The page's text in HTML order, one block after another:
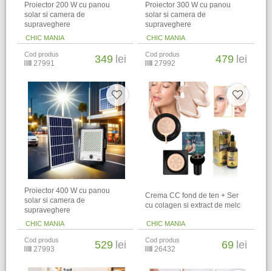
Proiector 200 W cu panou
solar si camera de
supraveghere
CHIC MANIA
Cod produs
27991 349 lei
Proiector 300 W cu panou
solar si camera de
supraveghere
CHIC MANIA
Cod produs
27992 479 lei
Proiector 400 W cu panou
solar si camera de
supraveghere
CHIC MANIA
Cod produs
27993 529 lei
Crema CC fond de ten + Ser
cu colagen si extract de melc
CHIC MANIA
Cod produs
26432 69 lei